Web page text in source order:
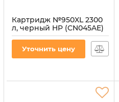
Картридж №950XL 2300
л, черный HP (CN045AE)
Артикул:CI-HP-CN045AE-B
Уточнить цену